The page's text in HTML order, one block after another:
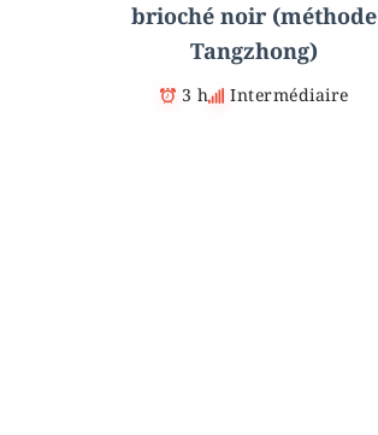
brioché noir (méthode
Tangzhong)
3 h Intermédiaire